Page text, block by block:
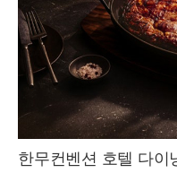
한무컨벤션 호텔 다이